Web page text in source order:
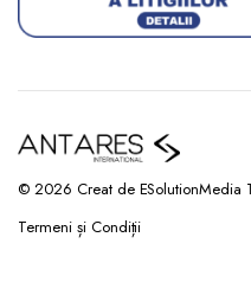
© 2026 Creat de ESolutionMedia
Termeni și Condiții